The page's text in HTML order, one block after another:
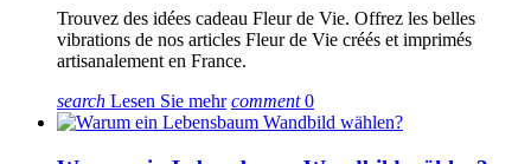
Trouvez des idées cadeau Fleur de Vie. Offrez les belles
vibrations de nos articles Fleur de Vie créés et imprimés
artisanalement en France.
search Lesen Sie mehr comment0